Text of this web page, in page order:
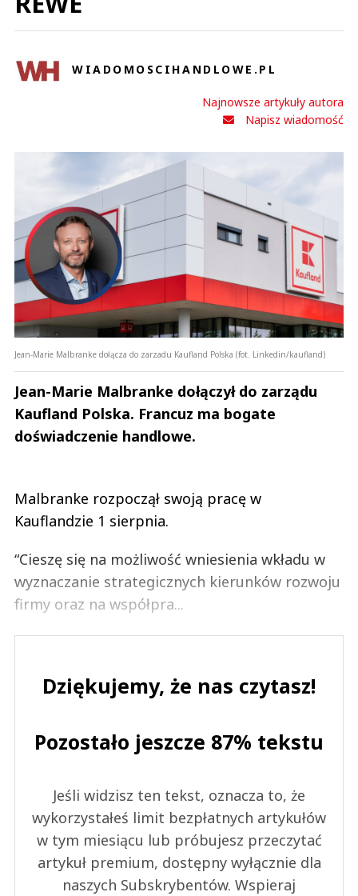
WIADOMOSCIHANDLOWE.PL
Najnowsze artykuły autora
Napisz wiadomość
Jean-Marie Malbranke dołącza do zarzadu Kaufland Polska (fot. Linkedin/kaufland)
Jean-Marie Malbranke dołączył do zarządu
Kaufland Polska. Francuz ma bogate
doświadczenie handlowe.
Malbranke rozpoczął swoją pracę w
Kauflandzie 1 sierpnia.
“Cieszę się na możliwość wniesienia wkładu w
wyznaczanie strategicznych kierunków rozwoju
firmy oraz na współpra...
Dziękujemy, że nas czytasz!
Pozostało jeszcze 87% tekstu
Jeśli widzisz ten tekst, oznacza to, że
wykorzystałeś limit bezpłatnych artykułów
w tym miesiącu lub próbujesz przeczytać
artykuł premium, dostępny wyłącznie dla
naszych Subskrybentów. Wspieraj